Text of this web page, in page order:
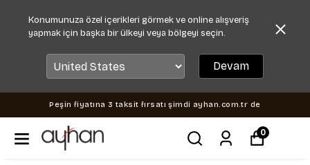
Konumunuza özel içerikleri görmek ve online alışveriş
yapmak için başka bir ülkeyi veya bölgeyi seçin.
Devam
Peşin fiyatına 3 taksit fırsatı şimdi ayhan.com.tr de
0